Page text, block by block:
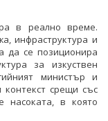
в реално време.
инфраструктура и
да се позиционира
за изкуствен
министър и
срещи със
насоката, в която